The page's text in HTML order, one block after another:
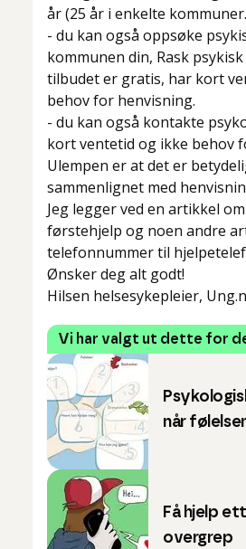
år (25 år i enkelte kommuner.
- du kan også oppsøke
kommunen din, Rask
tilbudet er gratis, har kort
behov for henvisning.
- du kan også kontakte
kort ventetid og ikke behov
Ulempen er at det er
sammenlignet med
Jeg legger ved en artikkel
førstehjelp og noen andre
telefonnummer til
Ønsker deg alt godt!
Hilsen helsesykepleier,
Vi har valgt ut dette for
når
Få hjelp
overgrep